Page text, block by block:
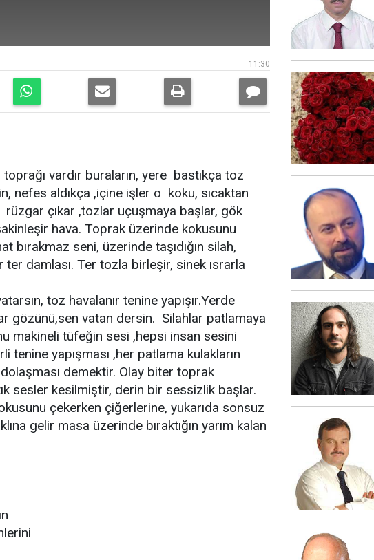
11:30
vardır buraların, yere bastıkça toz
nefes aldıkça ,içine işler o koku, sıcaktan
rüzgar çıkar ,tozlar uçuşmaya başlar, gök
hava. Toprak üzerinde kokusunu
seni, üzerinde taşıdığın silah,
damlası. Ter tozla birleşir, sinek ısrarla
toz havalanır tenine yapışır.Yerde
gözünü,sen vatan dersin. Silahlar patlamaya
makineli tüfeğin sesi ,hepsi insan sesini
yapışması ,her patlama kulakların
demektir. Olay biter toprak
sesler kesilmiştir, derin bir sessizlik başlar.
çekerken çiğerlerine, yukarıda sonsuz
gelir masa üzerinde bıraktığın yarım kalan